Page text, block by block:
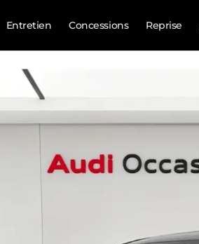
Entretien Concessions Reprise